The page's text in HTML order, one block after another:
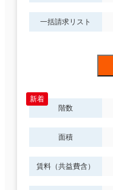
一括請求リスト
階数
面積
賃料（共益費含）